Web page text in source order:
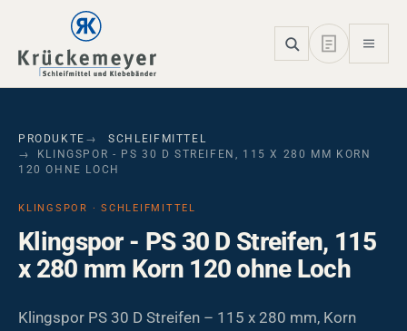
Skip to main navigation
Skip to main content
Skip to page footer
PRODUKTE
SCHLEIFMITTEL
KLINGSPOR - PS 30 D STREIFEN, 115 X 280 MM KORN
120 OHNE LOCH
KLINGSPOR · SCHLEIFMITTEL
Klingspor - PS 30 D Streifen, 115
x 280 mm Korn 120 ohne Loch
Klingspor PS 30 D Streifen – 115 x 280 mm, Korn